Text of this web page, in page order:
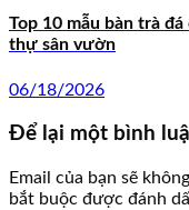
Top 10 mẫu bàn trà
thự sân vườn
06/18/2026
Để lại một bình
Email của bạn sẽ
bắt buộc được đánh